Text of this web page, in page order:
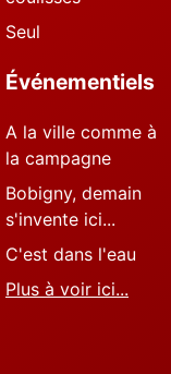
Seul
Événementiels
A la ville comme à
la campagne
Bobigny, demain
s'invente ici...
C'est dans l'eau
Plus à voir ici...